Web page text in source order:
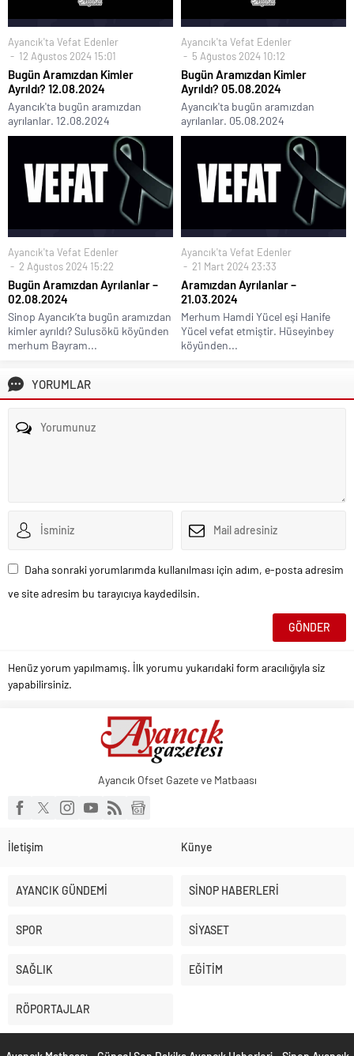
Ayancık'ta Vefat Edenler
12 Ağustos 2024 15:01
Bugün Aramızdan Kimler
Ayrıldı? 12.08.2024
Ayancık'ta bugün aramızdan
ayrılanlar. 12.08.2024
Ayancık'ta Vefat Edenler
5 Ağustos 2024 10:12
Bugün Aramızdan Kimler
Ayrıldı? 05.08.2024
Ayancık'ta bugün aramızdan
ayrılanlar. 05.08.2024
Ayancık'ta Vefat Edenler
2 Ağustos 2024 15:22
Bugün Aramızdan Ayrılanlar –
02.08.2024
Sinop Ayancık’ta bugün aramızdan
kimler ayrıldı? Sulusökü köyünden
merhum Bayram...
Ayancık'ta Vefat Edenler
21 Mart 2024 23:33
Aramızdan Ayrılanlar –
21.03.2024
Merhum Hamdi Yücel eşi Hanife
Yücel vefat etmiştir. Hüseyinbey
köyünden...
YORUMLAR
Daha sonraki yorumlarımda kullanılması için adım, e-posta adresim
ve site adresim bu tarayıcıya kaydedilsin.
Henüz yorum yapılmamış. İlk yorumu yukarıdaki form aracılığıyla siz
yapabilirsiniz.
Ayancık Ofset Gazete ve Matbaası
İletişim Künye
AYANCIK GÜNDEMİ SİNOP HABERLERİ
SPOR SİYASET
SAĞLIK EĞİTİM
RÖPORTAJLAR